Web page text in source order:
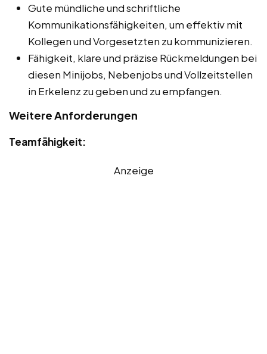
Gute mündliche und schriftliche
Kommunikationsfähigkeiten, um effektiv mit
Kollegen und Vorgesetzten zu kommunizieren.
Fähigkeit, klare und präzise Rückmeldungen bei
diesen Minijobs, Nebenjobs und Vollzeitstellen
in Erkelenz zu geben und zu empfangen.
Weitere Anforderungen
Teamfähigkeit:
Anzeige